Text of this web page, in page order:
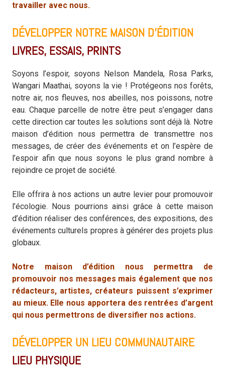
travailler avec nous.
DÉVELOPPER NOTRE MAISON D’ÉDITION
LIVRES, ESSAIS, PRINTS
Soyons l’espoir, soyons Nelson Mandela, Rosa Parks,
Wangari Maathai, soyons la vie ! Protégeons nos forêts,
notre air, nos fleuves, nos abeilles, nos poissons, notre
eau. Chaque parcelle de notre être peut s’engager dans
cette direction car toutes les solutions sont déjà là. Notre
maison d’édition nous permettra de transmettre nos
messages, de créer des événements et on l’espère de
l’espoir afin que nous soyons le plus grand nombre à
rejoindre ce projet de société.
Elle offrira à nos actions un autre levier pour promouvoir
l’écologie. Nous pourrions ainsi grâce à cette maison
d’édition réaliser des conférences, des expositions, des
événements culturels propres à générer des projets plus
globaux.
Notre maison d’édition nous permettra de
promouvoir nos messages mais également que nos
rédacteurs, artistes, créateurs puissent s’exprimer
au mieux. Elle nous apportera des rentrées d’argent
qui nous permettrons de diversifier nos actions.
DÉVELOPPER UN LIEU COMMUNAUTAIRE
LIEU PHYSIQUE